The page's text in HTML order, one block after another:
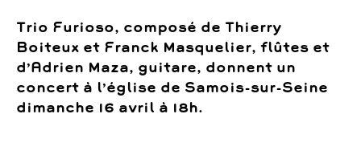
Trio Furioso, composé de Thierry
Boiteux et Franck Masquelier, flûtes et
d’Adrien Maza, guitare, donnent un
concert à l’église de Samois-sur-Seine
dimanche 16 avril à 18h.